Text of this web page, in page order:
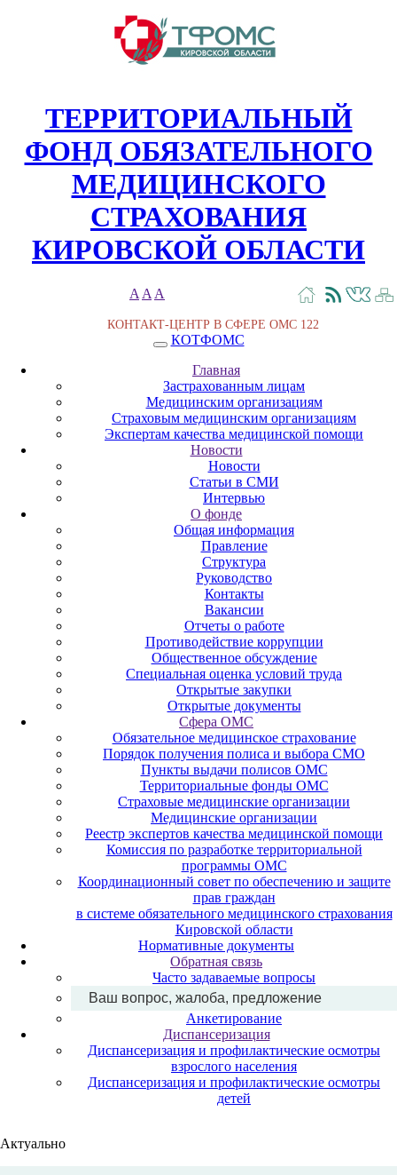
ТЕРРИТОРИАЛЬНЫЙ
ФОНД ОБЯЗАТЕЛЬНОГО
МЕДИЦИНСКОГО
СТРАХОВАНИЯ
КИРОВСКОЙ ОБЛАСТИ
A A A
КОНТАКТ-ЦЕНТР В СФЕРЕ ОМС 122
КОТФОМС
Главная
Застрахованным лицам
Медицинским организациям
Страховым медицинским организациям
Экспертам качества медицинской помощи
Новости
Новости
Статьи в СМИ
Интервью
О фонде
Общая информация
Правление
Структура
Руководство
Контакты
Вакансии
Отчеты о работе
Противодействие коррупции
Общественное обсуждение
Специальная оценка условий труда
Открытые закупки
Открытые документы
Сфера ОМС
Обязательное медицинское страхование
Порядок получения полиса и выбора СМО
Пункты выдачи полисов ОМС
Территориальные фонды ОМС
Страховые медицинские организации
Медицинские организации
Реестр экспертов качества медицинской помощи
Комиссия по разработке территориальной
программы ОМС
Координационный совет по обеспечению и защите
прав граждан
в системе обязательного медицинского страхования
Кировской области
Нормативные документы
Обратная связь
Часто задаваемые вопросы
Ваш вопрос, жалоба, предложение
Анкетирование
Диспансеризация
Диспансеризация и профилактические осмотры
взрослого населения
Диспансеризация и профилактические осмотры
детей
Актуально